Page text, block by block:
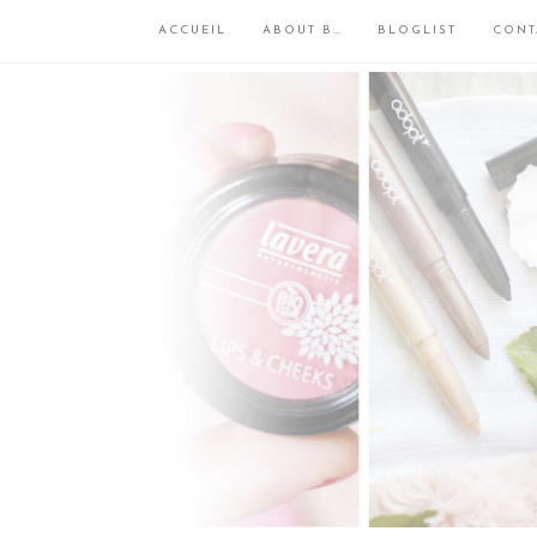
ACCUEIL ABOUT B… BLOGLIST